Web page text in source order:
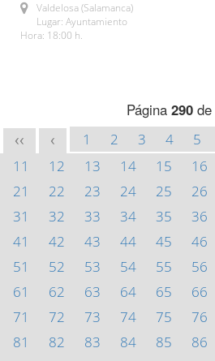
Valdelosa (Salamanca)
Lugar: Ayuntamiento
Hora: 18:00 h.
Página 290de
<< < 1 2 3 4 5
11
12 13 14 15 16
21
22 23 24 25 26
31
32 33 34 35 36
41
42 43 44 45 46
51
52 53 54 55 56
61
62 63 64 65 66
71
72 73 74 75 76
81
82 83 84 85 86